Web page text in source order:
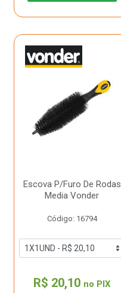
Escova P/Furo De Rodas
Media Vonder
Código: 16794
R$ 20,10 no PIX